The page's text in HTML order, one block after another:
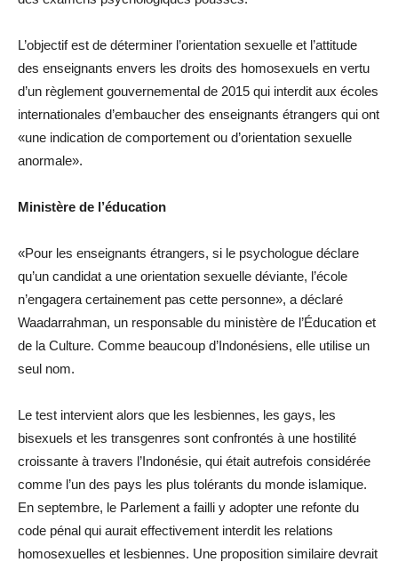
L’objectif est de déterminer l’orientation sexuelle et l’attitude
des enseignants envers les droits des homosexuels en vertu
d’un règlement gouvernemental de 2015 qui interdit aux écoles
internationales d’embaucher des enseignants étrangers qui ont
«une indication de comportement ou d’orientation sexuelle
anormale».
Ministère de l’éducation
«Pour les enseignants étrangers, si le psychologue déclare
qu’un candidat a une orientation sexuelle déviante, l’école
n’engagera certainement pas cette personne», a déclaré
Waadarrahman, un responsable du ministère de l’Éducation et
de la Culture. Comme beaucoup d’Indonésiens, elle utilise un
seul nom.
Le test intervient alors que les lesbiennes, les gays, les
bisexuels et les transgenres sont confrontés à une hostilité
croissante à travers l’Indonésie, qui était autrefois considérée
comme l’un des pays les plus tolérants du monde islamique.
En septembre, le Parlement a failli y adopter une refonte du
code pénal qui aurait effectivement interdit les relations
homosexuelles et lesbiennes. Une proposition similaire devrait